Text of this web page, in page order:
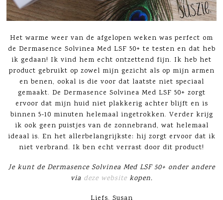
Het warme weer van de afgelopen weken was perfect om
de Dermasence Solvinea Med LSF 50+ te testen en dat heb
ik gedaan! Ik vind hem echt ontzettend fijn. Ik heb het
product gebruikt op zowel mijn gezicht als op mijn armen
en benen, ookal is die voor dat laatste niet speciaal
gemaakt. De Dermasence Solvinea Med LSF 50+ zorgt
ervoor dat mijn huid niet plakkerig achter blijft en is
binnen 5-10 minuten helemaal ingetrokken. Verder krijg
ik ook geen puistjes van de zonnebrand, wat helemaal
ideaal is. En het allerbelangrijkste: hij zorgt ervoor dat ik
niet verbrand. Ik ben echt verrast door dit product!
Je kunt de Dermasence Solvinea Med LSF 50+ onder andere
via deze websitekopen.